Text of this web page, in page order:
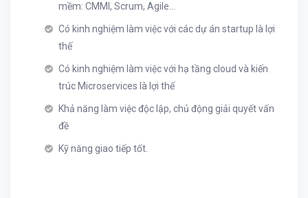
mềm: CMMI, Scrum, Agile…
Có kinh nghiệm làm việc với các dự án startup là lợi
thế
Có kinh nghiệm làm việc với hạ tầng cloud và kiến
trúc Microservices là lợi thế
Khả năng làm việc độc lập, chủ động giải quyết vấn
đề
Kỹ năng giao tiếp tốt.